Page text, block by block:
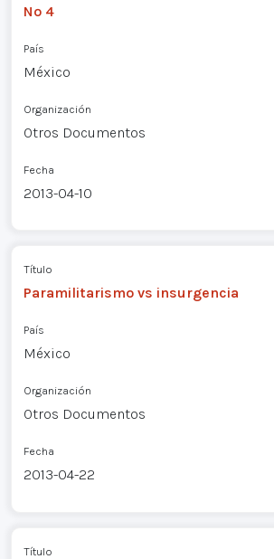
Nº 4
País
México
Organización
Otros Documentos
Fecha
2013-04-10
Título
Paramilitarismo vs insurgencia
País
México
Organización
Otros Documentos
Fecha
2013-04-22
Título